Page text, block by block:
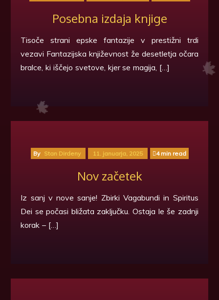
Posebna izdaja knjige
Tisoče strani epske fantazije v prestižni trdi
vezavi Fantazijska književnost že desetletja očara
bralce, ki iščejo svetove, kjer se magija, […]
By Stan Dirdeny 11. januarja, 2025 4 min read
Nov začetek
Iz sanj v nove sanje! Zbirki Vagabundi in Spiritus
Dei se počasi bližata zaključku. Ostaja le še zadnji
korak – […]
🍁